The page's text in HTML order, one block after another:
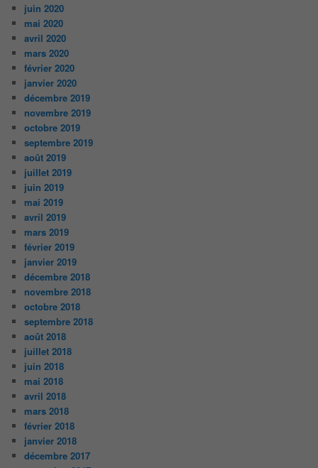
juin 2020
mai 2020
avril 2020
mars 2020
février 2020
janvier 2020
décembre 2019
novembre 2019
octobre 2019
septembre 2019
août 2019
juillet 2019
juin 2019
mai 2019
avril 2019
mars 2019
février 2019
janvier 2019
décembre 2018
novembre 2018
octobre 2018
septembre 2018
août 2018
juillet 2018
juin 2018
mai 2018
avril 2018
mars 2018
février 2018
janvier 2018
décembre 2017